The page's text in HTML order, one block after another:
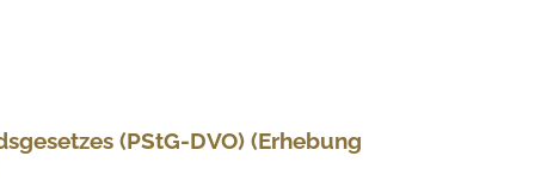
(PStG-DVO) (Erhebung